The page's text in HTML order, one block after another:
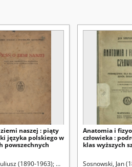
Leon
ziemi naszej : piąty
języka polskiego w
powszechnych
(1890-1963) Maykowski, Stanisław
Anatomia i
człowieka :
klas wyższych
Sosnowski, Jan